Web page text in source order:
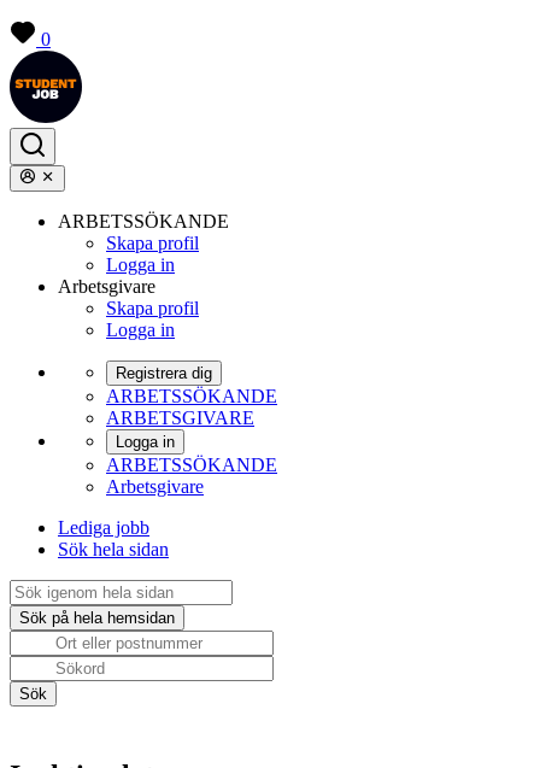
0
ARBETSSÖKANDE
Skapa profil
Logga in
Arbetsgivare
Skapa profil
Logga in
Registrera dig
ARBETSSÖKANDE
ARBETSGIVARE
Logga in
ARBETSSÖKANDE
Arbetsgivare
Lediga jobb
Sök hela sidan